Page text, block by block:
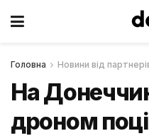
Головна Новини від
На
дроном